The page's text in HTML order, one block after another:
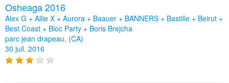
Osheaga 2016
Alex G + Allie X + Aurora + Baauer + BANNERS + Bastille + Beirut +
Best Coast + Bloc Party + Boris Brejcha
parc jean drapeau, (CA)
30 juil. 2016